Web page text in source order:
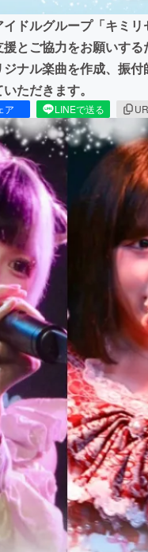
ドルグループ「キミ
とご協力をお願いす
ナル楽曲を作成、振
ただきます。
ア LINEで送る